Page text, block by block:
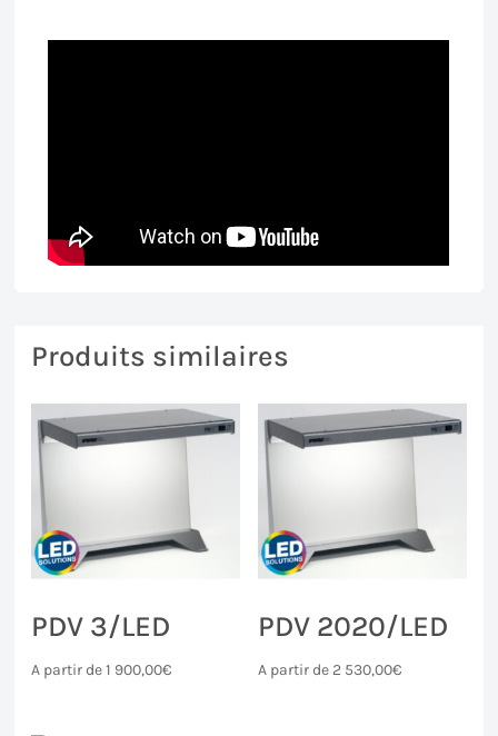
Produits similaires
PDV 3/LED
A partir de1 900,00€
PDV 2020/LED
A partir de 2 530,00€